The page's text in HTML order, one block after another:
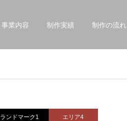
事業内容 制作実績 制作の流れ
ランドマーク1 エリア4